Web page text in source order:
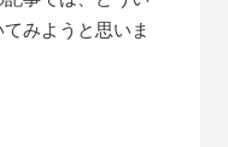
みようと思いま